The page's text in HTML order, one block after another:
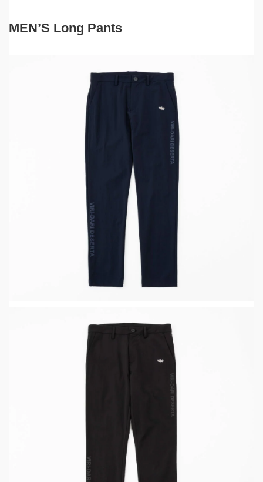
MEN’S Long Pants